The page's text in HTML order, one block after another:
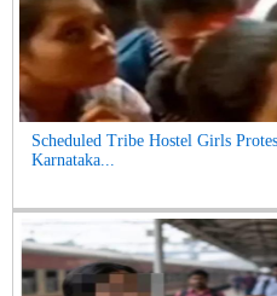
Scheduled Tribe Hostel Girls
Karnataka...